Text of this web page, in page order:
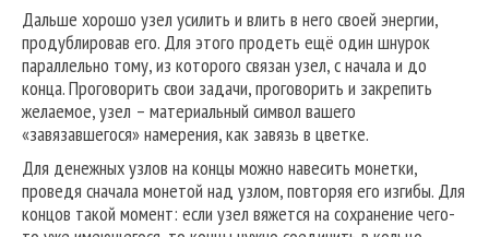
Дальше хорошо узел усилить и влить в него своей энергии,
продублировав его. Для этого продеть ещё один шнурок
параллельно тому, из которого связан узел, с начала и до
конца. Проговорить свои задачи, проговорить и закрепить
желаемое, узел – материальный символ вашего
«завязавшегося» намерения, как завязь в цветке.
Для денежных узлов на концы можно навесить монетки,
проведя сначала монетой над узлом, повторяя его изгибы. Для
концов такой момент: если узел вяжется на сохранение чего-